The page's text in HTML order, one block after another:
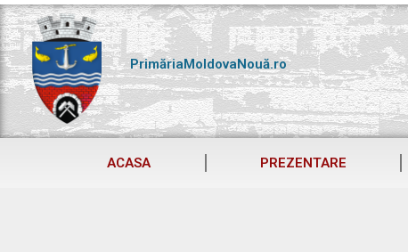
Skip
to
content
PrimăriaMoldovaNouă.ro
ACASA PREZENTARE